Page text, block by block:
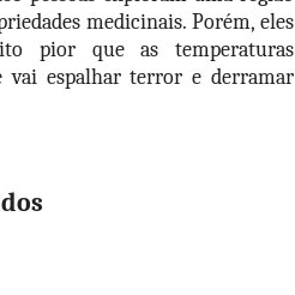
medicinais. Porém, eles
pior que as temperaturas
vai espalhar terror e derramar